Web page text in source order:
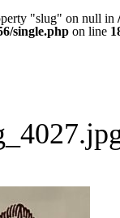
"slug" on null in
single.php on line